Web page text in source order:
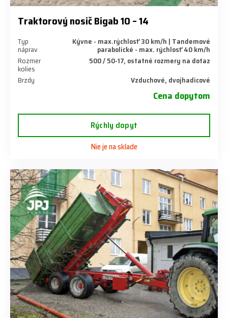
Traktorový nosič Bigab 10 – 14
Typ
náprav
Kývne - max.rýchlosť 30 km/h | Tandemové
parabolické - max. rýchlosť 40 km/h
Rozmer
kolies
500 / 50-17, ostatné rozmery na dotaz
Brzdy
Vzduchové, dvojhadicové
Cena dopytom
Rýchly dopyt
Nie je na sklade